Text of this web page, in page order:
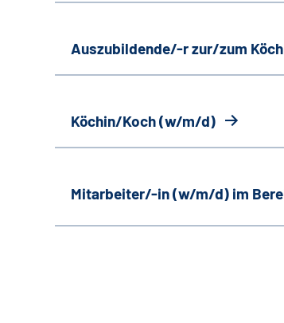
Auszubildende/-r zur/zum
Köchin/Koch (w/m/d)
Mitarbeiter/-in (w/m/d) im